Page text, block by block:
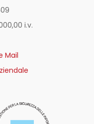
i.v.
Mail